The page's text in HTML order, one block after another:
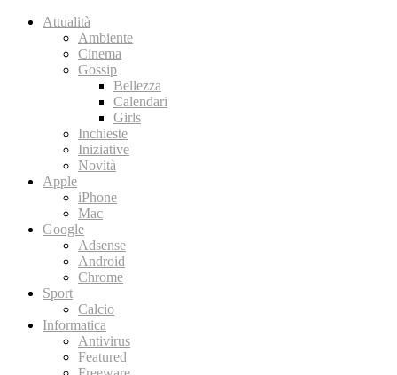
Attualità
Ambiente
Cinema
Gossip
Bellezza
Calendari
Girls
Inchieste
Iniziative
Novità
Apple
iPhone
Mac
Google
Adsense
Android
Chrome
Sport
Calcio
Informatica
Antivirus
Featured